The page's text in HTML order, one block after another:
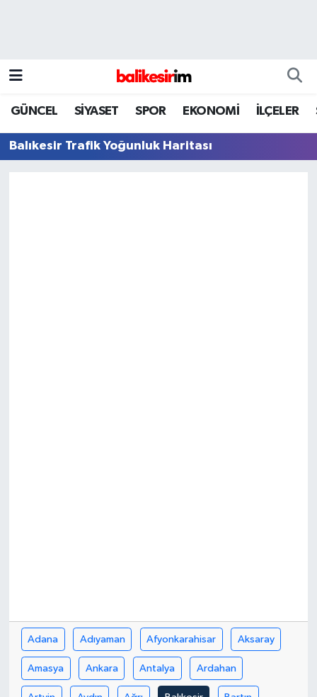
GÜNCEL SİYASET SPOR EKONOMİ İLÇELER
Balıkesir Trafik Yoğunluk Haritası
Adana Adıyaman Afyonkarahisar Aksaray
Amasya Ankara Antalya Ardahan